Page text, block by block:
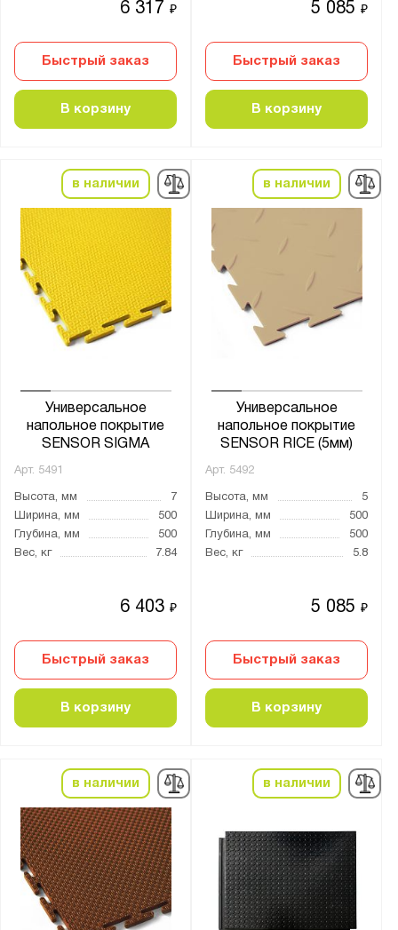
6 317₽
Быстрый заказ
В корзину
5 085₽
Быстрый заказ
В корзину
в наличии
Универсальное
напольное покрытие
SENSOR SIGMA
Арт. 5491
Высота, мм
7
Ширина, мм
500
Глубина, мм
500
Вес, кг
7.84
6 403₽
Быстрый заказ
В корзину
в наличии
Универсальное
напольное покрытие
SENSOR RICE (5мм)
Арт. 5492
Высота, мм
5
Ширина, мм
500
Глубина, мм
500
Вес, кг
5.8
5 085₽
Быстрый заказ
В корзину
в наличии в наличии
от до
Муар металлик (RAL 9005)
Температура эксплуатации:
от -15 °С до +50 °С
от -25 °С до +50 °С
от -40 °С до +50 °С
от -60 до +80°C
Материал:
Показать Сбросить